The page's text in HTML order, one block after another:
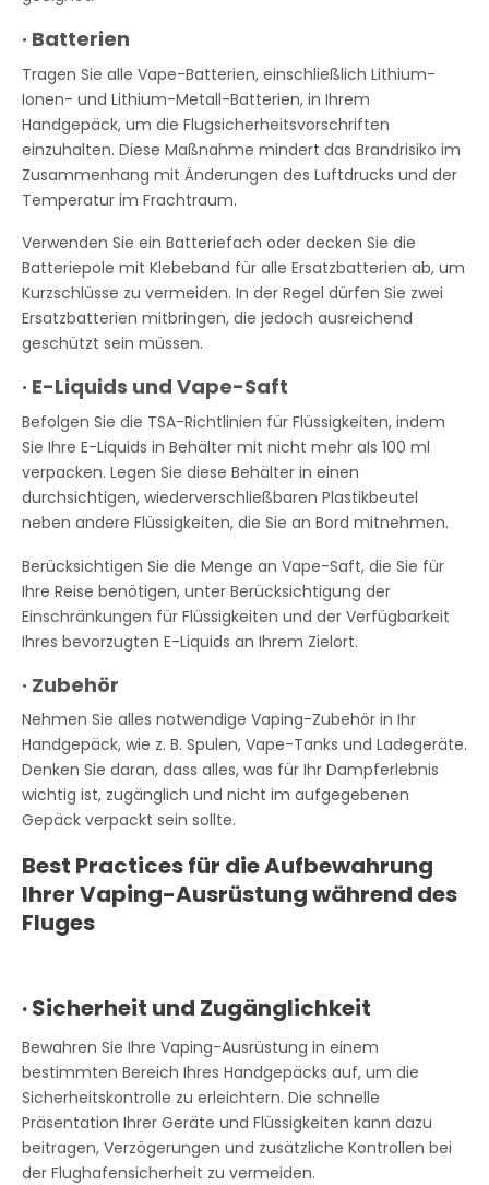
· Batterien
Tragen Sie alle Vape-Batterien, einschließlich Lithium-
Ionen- und Lithium-Metall-Batterien, in Ihrem
Handgepäck, um die Flugsicherheitsvorschriften
einzuhalten. Diese Maßnahme mindert das Brandrisiko im
Zusammenhang mit Änderungen des Luftdrucks und der
Temperatur im Frachtraum.
Verwenden Sie ein Batteriefach oder decken Sie die
Batteriepole mit Klebeband für alle Ersatzbatterien ab, um
Kurzschlüsse zu vermeiden. In der Regel dürfen Sie zwei
Ersatzbatterien mitbringen, die jedoch ausreichend
geschützt sein müssen.
· E-Liquids und Vape-Saft
Befolgen Sie die TSA-Richtlinien für Flüssigkeiten, indem
Sie Ihre E-Liquids in Behälter mit nicht mehr als 100 ml
verpacken. Legen Sie diese Behälter in einen
durchsichtigen, wiederverschließbaren Plastikbeutel
neben andere Flüssigkeiten, die Sie an Bord mitnehmen.
Berücksichtigen Sie die Menge an Vape-Saft, die Sie für
Ihre Reise benötigen, unter Berücksichtigung der
Einschränkungen für Flüssigkeiten und der Verfügbarkeit
Ihres bevorzugten E-Liquids an Ihrem Zielort.
· Zubehör
Nehmen Sie alles notwendige Vaping-Zubehör in Ihr
Handgepäck, wie z. B. Spulen, Vape-Tanks und Ladegeräte.
Denken Sie daran, dass alles, was für Ihr Dampferlebnis
wichtig ist, zugänglich und nicht im aufgegebenen
Gepäck verpackt sein sollte.
Best Practices für die Aufbewahrung
Ihrer Vaping-Ausrüstung während des
Fluges
·Sicherheit und Zugänglichkeit
Bewahren Sie Ihre Vaping-Ausrüstung in einem
bestimmten Bereich Ihres Handgepäcks auf, um die
Sicherheitskontrolle zu erleichtern. Die schnelle
Präsentation Ihrer Geräte und Flüssigkeiten kann dazu
beitragen, Verzögerungen und zusätzliche Kontrollen bei
der Flughafensicherheit zu vermeiden.